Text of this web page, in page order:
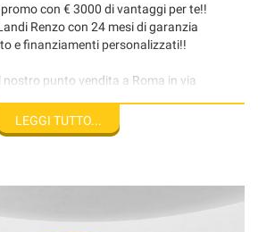
con € 3000 di vantaggi per te!!
Renzo con 24 mesi di garanzia
e finanziamenti personalizzati!!
punto vendita a Roma in via
!!
fotografie comprese, relativi alla
sono stati compilati con cura, tuttavia,
e omissioni. Si declina quindi ogni
LEGGI TUTTO...